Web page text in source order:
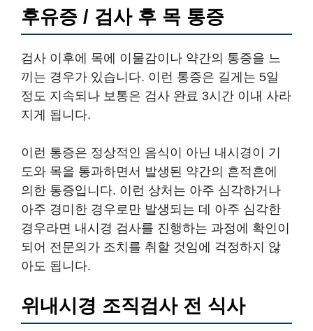
후유증 / 검사 후 목 통증
검사 이후에 목에 이물감이나 약간의 통증을 느
끼는 경우가 있습니다. 이런 통증은 길게는 5일
정도 지속되나 보통은 검사 완료 3시간 이내 사라
지게 됩니다.
이런 통증은 정상적인 음식이 아닌 내시경이 기
도와 목을 통과하면서 발생된 약간의 흔적흔에
의한 통증입니다. 이런 상처는 아주 심각하거나
아주 경미한 경우로만 발생되는 데 아주 심각한
경우라면 내시경 검사를 진행하는 과정에 확인이
되어 전문의가 조치를 취할 것임에 걱정하지 않
아도 됩니다.
위내시경 조직검사 전 식사